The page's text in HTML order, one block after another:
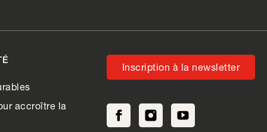
accroître la
Inscription à la newsletter